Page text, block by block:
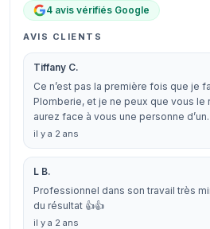
4 avis vérifiés Google
AVIS CLIENTS
Tiffany C.
Ce n’est pas la première fois que je
Plomberie, et je ne peux que vous le
aurez face à vous une personne
il y a 2 ans
L B.
Professionnel dans son travail très
du résultat 👍👍
il y a 2 ans